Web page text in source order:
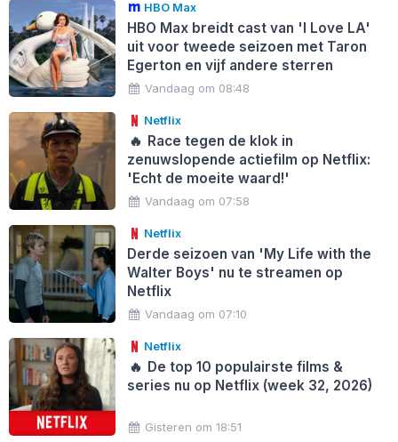
HBO Max
HBO Max breidt cast van 'I Love LA'
uit voor tweede seizoen met Taron
Egerton en vijf andere sterren
Vandaag om 08:48
Netflix
🔥 Race tegen de klok in
zenuwslopende actiefilm op Netflix:
'Echt de moeite waard!'
Vandaag om 07:58
Netflix
Derde seizoen van 'My Life with the
Walter Boys' nu te streamen op
Netflix
Vandaag om 07:10
Netflix
🔥 De top 10 populairste films &
series nu op Netflix (week 32, 2026)
Gisteren om 18:51